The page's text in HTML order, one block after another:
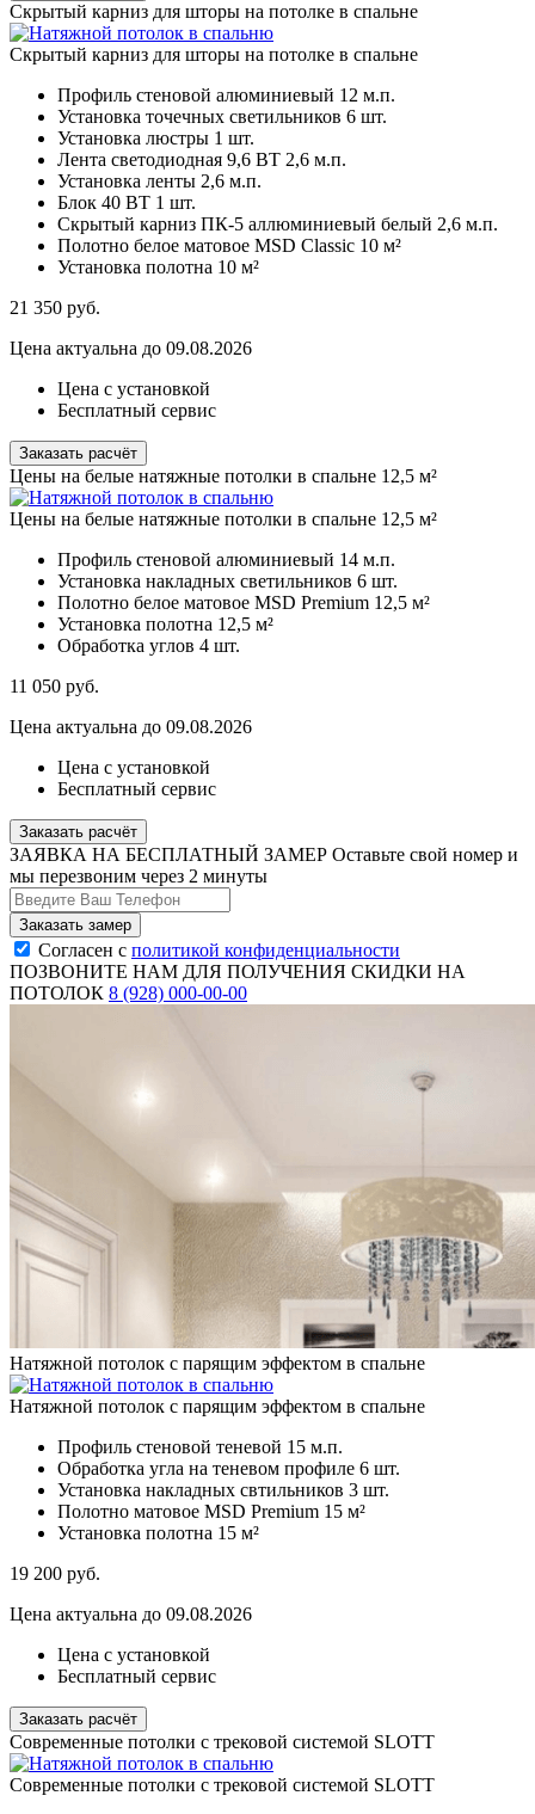
Скрытый карниз для шторы на потолке в спальне
Скрытый карниз для шторы на потолке в спальне
Профиль стеновой алюминиевый 12 м.п.
Установка точечных светильников 6 шт.
Установка люстры 1 шт.
Лента светодиодная 9,6 ВТ 2,6 м.п.
Установка ленты 2,6 м.п.
Блок 40 ВТ 1 шт.
Скрытый карниз ПК-5 аллюминиевый белый 2,6 м.п.
Полотно белое матовое MSD Classic 10 м²
Установка полотна 10 м²
21 350 руб.
Цена актуальна до 09.08.2026
Цена с установкой
Бесплатный сервис
Заказать расчёт
Цены на белые натяжные потолки в спальне 12,5 м²
Цены на белые натяжные потолки в спальне 12,5 м²
Профиль стеновой алюминиевый 14 м.п.
Установка накладных светильников 6 шт.
Полотно белое матовое MSD Premium 12,5 м²
Установка полотна 12,5 м²
Обработка углов 4 шт.
11 050 руб.
Цена актуальна до 09.08.2026
Цена с установкой
Бесплатный сервис
Заказать расчёт
ЗАЯВКА НА БЕСПЛАТНЫЙ ЗАМЕР Оставьте свой номер и
мы перезвоним через 2 минуты
Согласен с политикой конфиденциальности
ПОЗВОНИТЕ НАМ ДЛЯ ПОЛУЧЕНИЯ СКИДКИ НА
ПОТОЛОК 8 (928) 000-00-00
Натяжной потолок с парящим эффектом в спальне
Натяжной потолок с парящим эффектом в спальне
Профиль стеновой теневой 15 м.п.
Обработка угла на теневом профиле 6 шт.
Установка накладных свтильников 3 шт.
Полотно матовое MSD Premium 15 м²
Установка полотна 15 м²
19 200 руб.
Цена актуальна до 09.08.2026
Цена с установкой
Бесплатный сервис
Заказать расчёт
Современные потолки с трековой системой SLOTT
Современные потолки с трековой системой SLOTT